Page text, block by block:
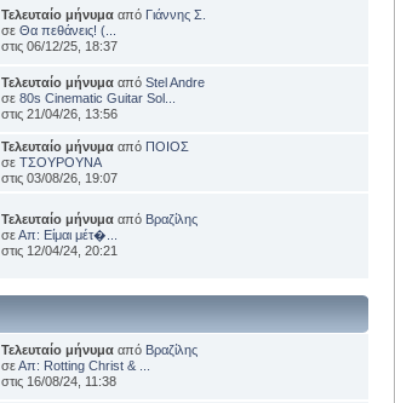
Τελευταίο μήνυμα από Γιάννης Σ.
σεΘα πεθάνεις! (...
στις 06/12/25, 18:37
Τελευταίο μήνυμα απόStel Andre
σε80s Cinematic Guitar Sol...
στις 21/04/26, 13:56
Τελευταίο μήνυμα από ΠΟΙΟΣ
σεΤΣΟΥΡΟΥΝΑ
στις 03/08/26, 19:07
Τελευταίο μήνυμα από Βραζίλης
σεΑπ: Είμαι μέτ�...
στις 12/04/24, 20:21
Τελευταίο μήνυμα από Βραζίλης
σεΑπ: Rotting Christ & ...
στις 16/08/24, 11:38